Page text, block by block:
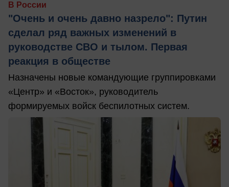
В России
"Очень и очень давно назрело": Путин
сделал ряд важных изменений в
руководстве СВО и тылом. Первая
реакция в обществе
Назначены новые командующие группировками
«Центр» и «Восток», руководитель
формируемых войск беспилотных систем.